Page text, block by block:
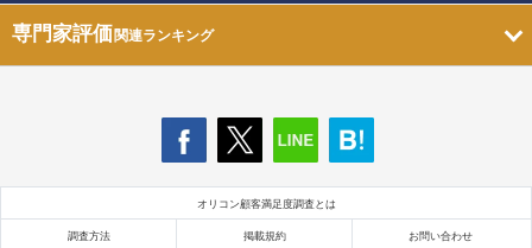
専門家評価関連ランキング
オリコン顧客満足度調査とは
調査方法 掲載規約 お問い合わせ